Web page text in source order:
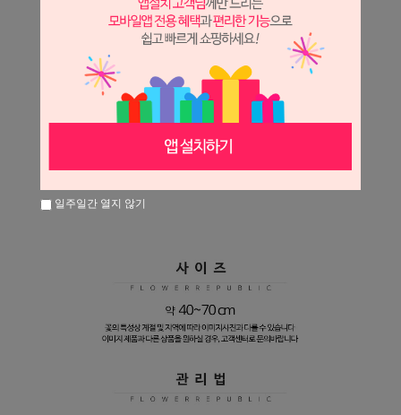
일주일간 열지 않기